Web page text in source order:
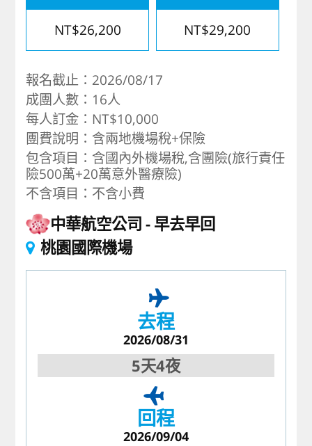
NT$26,200 NT$29,200
報名截止：2026/08/17
成團人數：16人
每人訂金：NT$10,000
團費說明：含兩地機場稅+保險
包含項目：含國內外機場稅,含團險(旅行責任
險500萬+20萬意外醫療險)
不含項目：不含小費
中華航空公司
早去早回
桃園國際機場
去程
2026/08/31
5天4夜
回程
2026/09/04